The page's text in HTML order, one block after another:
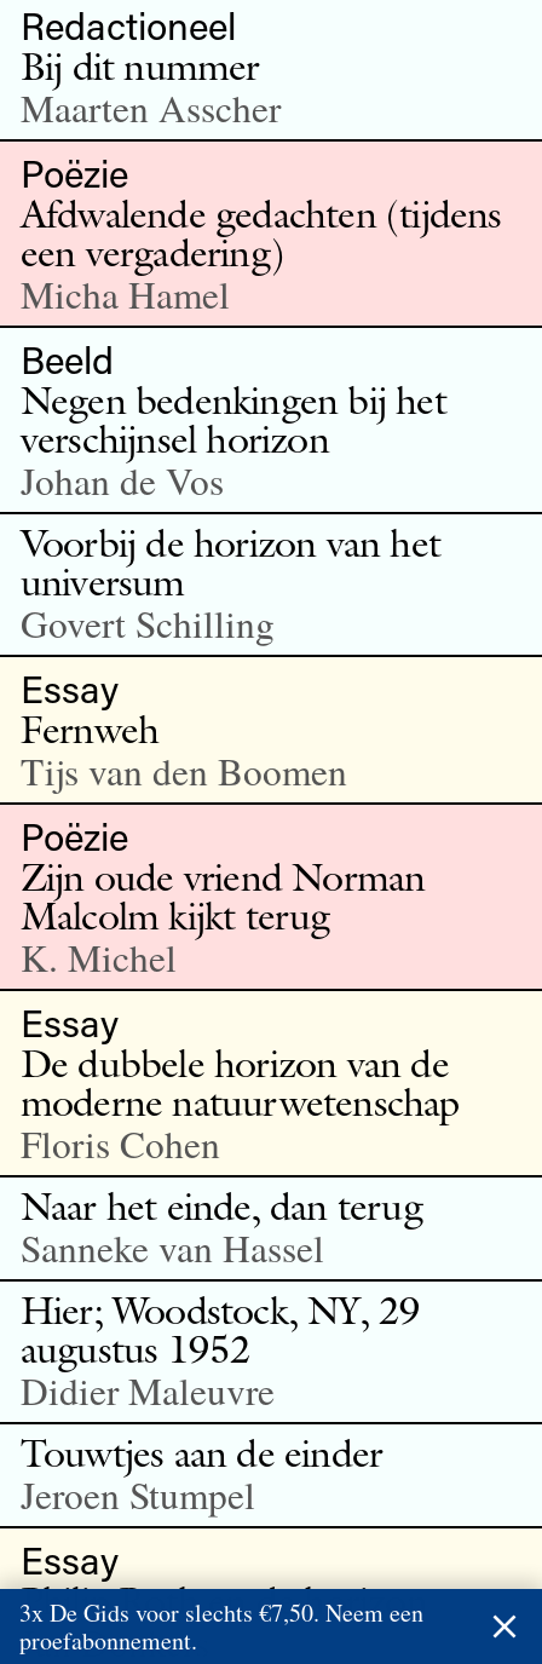
Redactioneel
Bij dit nummer
Maarten Asscher
Poëzie
Afdwalende gedachten (tijdens
een vergadering)
Micha Hamel
Beeld
Negen bedenkingen bij het
verschijnsel horizon
Johan de Vos
Voorbij de horizon van het
universum
Govert Schilling
Essay
Fernweh
Tijs van den Boomen
Poëzie
Zijn oude vriend Norman
Malcolm kijkt terug
K. Michel
Essay
De dubbele horizon van de
moderne natuurwetenschap
Floris Cohen
Naar het einde, dan terug
Sanneke van Hassel
Hier; Woodstock, NY, 29
augustus 1952
Didier Maleuvre
Touwtjes aan de einder
Jeroen Stumpel
Essay
Philip Roth en de horizon
Jan Donkers
3x De Gids voor slechts €7,50. Neem een
proefabonnement.